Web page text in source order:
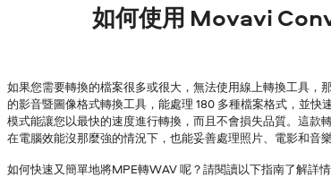
如何使用 Movavi
如果您需要轉換的檔案很多或很大，無法使用線上轉換工具
的影音暨圖像格式轉換工具，能處理 180 多種檔案格式，並
模式能讓您以最快的速度進行轉換，而且不會損失品質。這
在電腦效能沒那麼強的情況下，也能妥善處理照片、電影和音樂
如何快速又簡單地將MPE轉WAV 呢？請閱讀以下指南了解詳情